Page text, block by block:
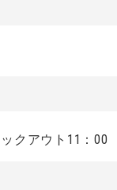
クアウト11：00